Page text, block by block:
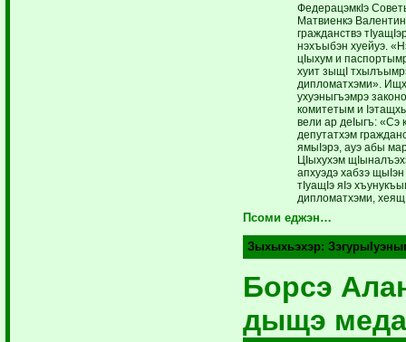
ФедерацэмкIэ
Матвиенкэ
гражданствэ
нэхъыбэн хуей­уэ.
цIыхум и
хуит зыщI
дипломатхэми».
ухуэныгъэмрэ
комитетым и
вели ар деIыгъ: «Сэ
депутатхэм
ямыIэрэ, ауэ абы
ЦIыхухэм
апхуэдэ хабзэ
тIуащIэ яIэ
дипломатхэми,
Псоми еджэн…
Зыхыхьэхэр:
Борсэ
дыщэ